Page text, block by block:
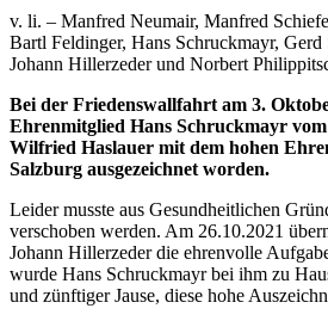
v. li. – Manfred Neumair, Manfred
Bartl Feldinger, Hans Schruckmayr, Gerd
Johann Hillerzeder und Norbert
Bei der Friedenswallfahrt am 3.
Ehrenmitglied Hans Schruckmayr
Wilfried Haslauer mit dem hohen
Salzburg ausgezeichnet worden.
Leider musste aus Gesundheitlichen
verschoben werden. Am 26.10.2021
Johann Hillerzeder die ehrenvolle
wurde Hans Schruckmayr bei ihm zu
und zünftiger Jause, diese hohe